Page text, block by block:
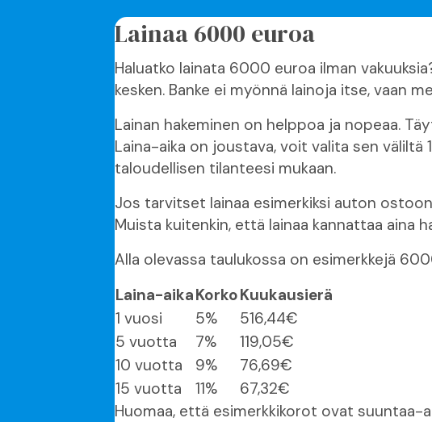
Lainaa 6000 euroa
Haluatko lainata 6000 euroa ilman
kesken. Banke ei myönnä lainoja itse, vaan
Lainan hakeminen on helppoa ja nopeaa.
Laina-aika on joustava, voit valita sen väliltä
taloudellisen tilanteesi mukaan.
Jos tarvitset lainaa esimerkiksi auton
Muista kuitenkin, että lainaa kannattaa aina
Alla olevassa taulukossa on esimerkkejä
Laina-aikaKorkoKuukausierä
1 vuosi
5%
516,44€
5 vuotta
7%
119,05€
10 vuotta
9%
76,69€
15 vuotta
11%
67,32€
Huomaa, että esimerkkikorot ovat suuntaa-